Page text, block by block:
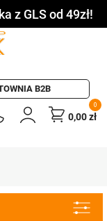
z GLS od 49zł!
B2B
0
0,00zł